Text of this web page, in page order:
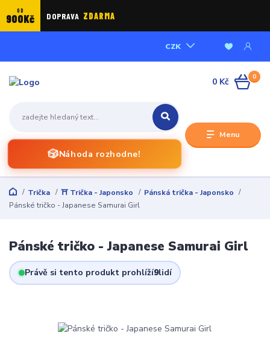
OD
900Kč DOPRAVA ZDARMA
Menu
CZK
🎲Náhoda rozhodne!
0
0 Kč
Trička ⛩️ Trička - Japonsko
Pánská trička - Japonsko
Pánské tričko - Japanese Samurai Girl
Pánské tričko - Japanese Samurai Girl
Právě si tento produkt prohlíží9lidí